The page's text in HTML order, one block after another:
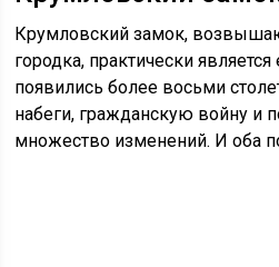
Крумловский замок,
городка, практически
появились более восьми
набеги, гражданскую войну и
множество изменений. И оба